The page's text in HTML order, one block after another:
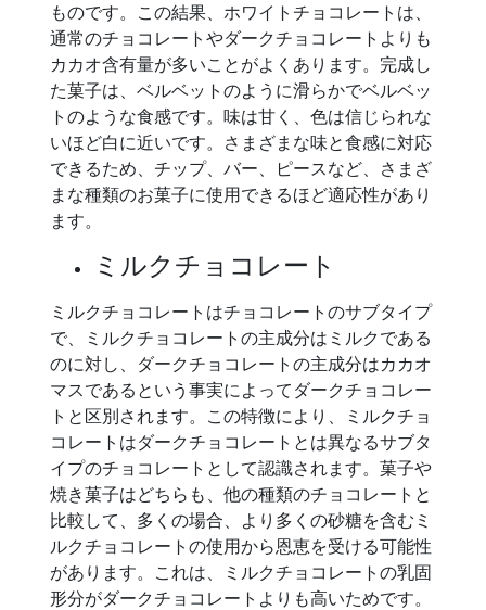
ものです。この結果、ホワイトチョコレートは、
通常のチョコレートやダークチョコレートよりも
カカオ含有量が多いことがよくあります。完成し
た菓子は、ベルベットのように滑らかでベルベッ
トのような食感です。味は甘く、色は信じられな
いほど白に近いです。さまざまな味と食感に対応
できるため、チップ、バー、ピースなど、さまざ
まな種類のお菓子に使用できるほど適応性があり
ます。
ミルクチョコレート
ミルクチョコレートはチョコレートのサブタイプ
で、ミルクチョコレートの主成分はミルクである
のに対し、ダークチョコレートの主成分はカカオ
マスであるという事実によってダークチョコレー
トと区別されます。この特徴により、ミルクチョ
コレートはダークチョコレートとは異なるサブタ
イプのチョコレートとして認識されます。菓子や
焼き菓子はどちらも、他の種類のチョコレートと
比較して、多くの場合、より多くの砂糖を含むミ
ルクチョコレートの使用から恩恵を受ける可能性
があります。これは、ミルクチョコレートの乳固
形分がダークチョコレートよりも高いためです。